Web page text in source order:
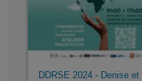
DDRSE 2024 - Denise